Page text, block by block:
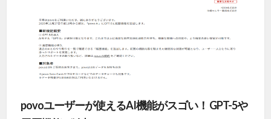
povoユーザーが使えるAI機能がスゴい！ GPT-5や